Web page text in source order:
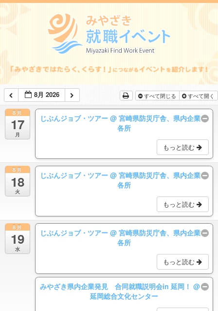
8月 2026 すべて閉じる すべて開く
8月
17
月
じぶんジョブ・ツアー @ 宮崎県防災庁舎、県内企業
各所
もっと読む
8月
18
火
じぶんジョブ・ツアー @ 宮崎県防災庁舎、県内企業
各所
もっと読む
8月
19
水
じぶんジョブ・ツアー @ 宮崎県防災庁舎、県内企業
各所
もっと読む
みやざき県内企業発見 合同就職説明会in 延岡！@
延岡総合文化センター